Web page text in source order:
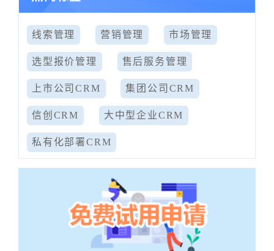
线索管理 营销管理 市场管理
选型报价管理 售后服务管理
上市公司CRM 集团公司CRM
信创CRM 大中型企业CRM
私有化部署CRM